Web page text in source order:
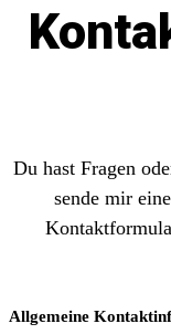
Du hast Fragen
sende mir
Allgemeine